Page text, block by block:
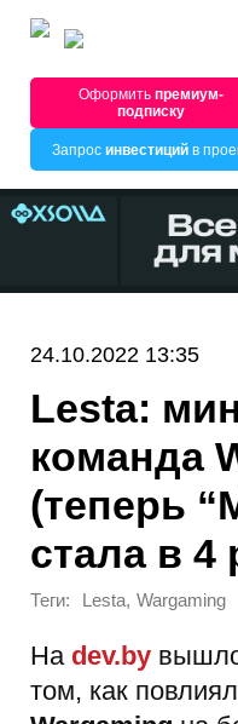
Оформитьпремиум-
подписку
Запрос инвестицийв
24.10.2022 13:35
Lesta:
команда
(теперь
стала в 4
Теги: Lesta, Wargaming
На dev.by
том, как